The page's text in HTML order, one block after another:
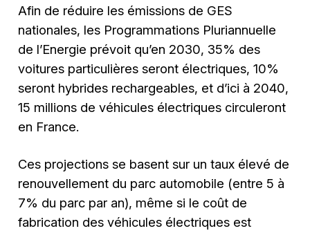
Afin de réduire les émissions de GES
nationales, les Programmations Pluriannuelle
de l’Energie prévoit qu’en 2030, 35% des
voitures particulières seront électriques, 10%
seront hybrides rechargeables, et d’ici à 2040,
15 millions de véhicules électriques circuleront
en France.
Ces projections se basent sur un taux élevé de
renouvellement du parc automobile (entre 5 à
7% du parc par an), même si le coût de
fabrication des véhicules électriques est